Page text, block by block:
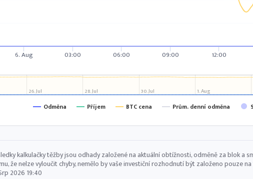
Odměna Příjem BTC cena Prům. denní odměna
6. Aug 03:00 06:00 09:00 12:00
26. Jul 28. Jul 30. Jul 1. Aug
kalkulačky těžby jsou odhady založené na aktuální obtížnosti, odměně za blok a
že nelze vyloučit chyby, nemělo by vaše investiční rozhodnutí být založeno pouze
2026 19:40